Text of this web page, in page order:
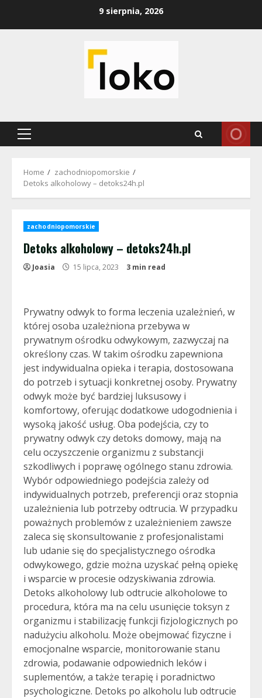
9 sierpnia, 2026
Primary
Home
zachodniopomorskie
Detoks alkoholowy – detoks24h.pl
zachodniopomorskie
Detoks alkoholowy – detoks24h.pl
Joasia 15 lipca, 2023 3 min read
Prywatny odwyk to forma leczenia uzależnień, w
której osoba uzależniona przebywa w
prywatnym ośrodku odwykowym, zazwyczaj na
określony czas. W takim ośrodku zapewniona
jest indywidualna opieka i terapia, dostosowana
do potrzeb i sytuacji konkretnej osoby. Prywatny
odwyk może być bardziej luksusowy i
komfortowy, oferując dodatkowe udogodnienia i
wysoką jakość usług. Oba podejścia, czy to
prywatny odwyk czy detoks domowy, mają na
celu oczyszczenie organizmu z substancji
szkodliwych i poprawę ogólnego stanu zdrowia.
Wybór odpowiedniego podejścia zależy od
indywidualnych potrzeb, preferencji oraz stopnia
uzależnienia lub potrzeby odtrucia. W przypadku
poważnych problemów z uzależnieniem zawsze
zaleca się skonsultowanie z profesjonalistami
lub udanie się do specjalistycznego ośrodka
odwykowego, gdzie można uzyskać pełną opiekę
i wsparcie w procesie odzyskiwania zdrowia.
Detoks alkoholowy lub odtrucie alkoholowe to
procedura, która ma na celu usunięcie toksyn z
organizmu i stabilizację funkcji fizjologicznych po
nadużyciu alkoholu. Może obejmować fizyczne i
emocjonalne wsparcie, monitorowanie stanu
zdrowia, podawanie odpowiednich leków i
suplementów, a także terapię i poradnictwo
psychologiczne. Detoks po alkoholu lub odtrucie